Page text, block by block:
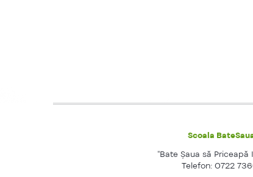
Scoala
"Bate Şaua să
Telefon: 0722